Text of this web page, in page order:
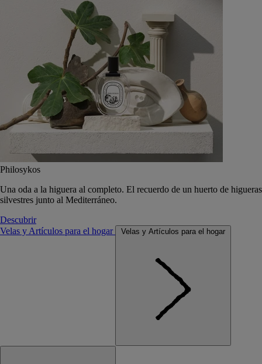
Philosykos
Una oda a la higuera al completo. El recuerdo de un huerto de higueras
silvestres junto al Mediterráneo.
Descubrir
Velas y Artículos para el hogar
Velas y Artículos para el hogar